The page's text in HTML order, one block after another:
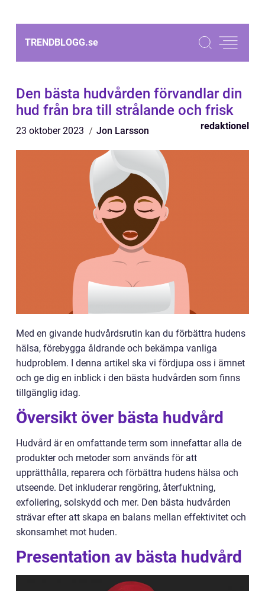
TRENDBLOGG.se
Den bästa hudvården förvandlar din
hud från bra till strålande och frisk
23 oktober 2023 Jon Larsson redaktionel
Med en givande hudvårdsrutin kan du förbättra hudens
hälsa, förebygga åldrande och bekämpa vanliga
hudproblem. I denna artikel ska vi fördjupa oss i ämnet
och ge dig en inblick i den bästa hudvården som finns
tillgänglig idag.
Översikt över bästa hudvård
Hudvård är en omfattande term som innefattar alla de
produkter och metoder som används för att
upprätthålla, reparera och förbättra hudens hälsa och
utseende. Det inkluderar rengöring, återfuktning,
exfoliering, solskydd och mer. Den bästa hudvården
strävar efter att skapa en balans mellan effektivitet och
skonsamhet mot huden.
Presentation av bästa hudvård